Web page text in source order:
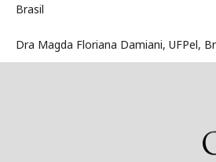
Brasil
Dra Magda Floriana Damiani, UFPel,